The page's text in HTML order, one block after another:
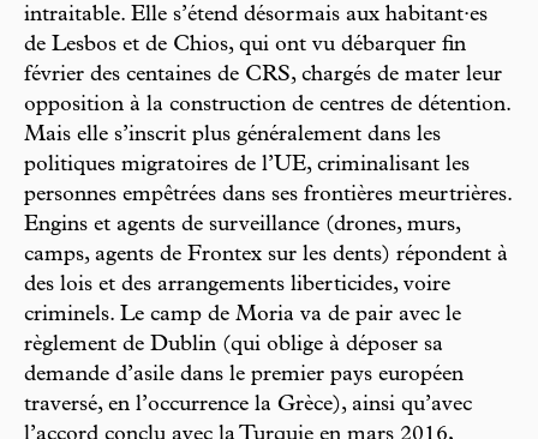
intraitable. Elle s’étend désormais aux habitant·es
de Lesbos et de Chios, qui ont vu débarquer fin
février des centaines de CRS, chargés de mater leur
opposition à la construction de centres de détention.
Mais elle s’inscrit plus généralement dans les
politiques migratoires de l’UE, criminalisant les
personnes empêtrées dans ses frontières meurtrières.
Engins et agents de surveillance (drones, murs,
camps, agents de Frontex sur les dents) répondent à
des lois et des arrangements liberticides, voire
criminels. Le camp de Moria va de pair avec le
règlement de Dublin (qui oblige à déposer sa
demande d’asile dans le premier pays européen
traversé, en l’occurrence la Grèce), ainsi qu’avec